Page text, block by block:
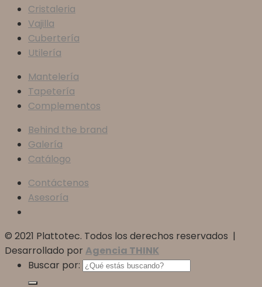
Cristaleria
Vajilla
Cubertería
Utilería
Mantelería
Tapetería
Complementos
Behind the brand
Galería
Catálogo
Contáctenos
Asesoría
© 2021 Plattotec. Todos los derechos reservados |
Desarrollado por Agencia THINK
Buscar por: